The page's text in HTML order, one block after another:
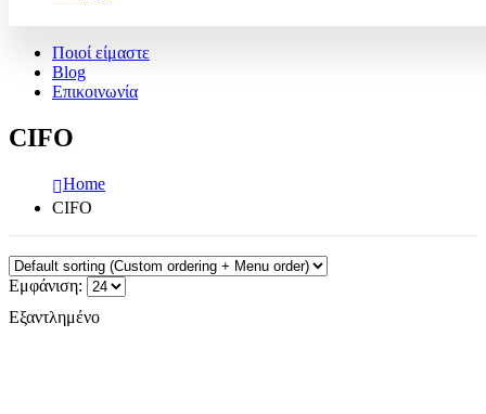
Ποιοί είμαστε
Blog
Επικοινωνία
CIFO
Home
CIFO
Εμφάνιση:
Εξαντλημένο